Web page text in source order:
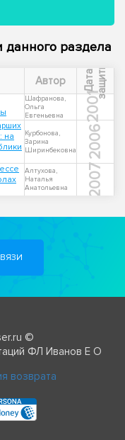
раздела
Автор Д
а
т
а
з
а
щ
и
ты
Шафранова,
Ольга
Евгеньевна
2001
на
Курбонова,
Зарина
Ширинбековна
2006
Алтухова,
Наталья
Анатольевна
2007
©
ФЛ Иванов Е О
возврата